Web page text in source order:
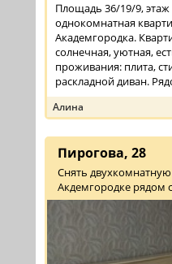
Площадь 36/19/9, этаж
однокомнатная
Академгородка.
солнечная, уютная,
проживания: плита,
раскладной диван.
Алина
Пирогова, 28
Снять
Акдемгородке рядом